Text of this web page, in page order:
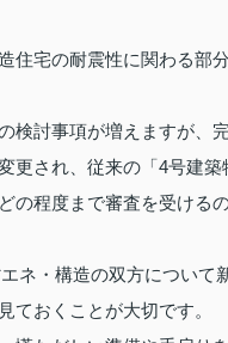
住宅の耐震性に関わる部
討事項が増えますが、
更され、従来の「4号建築
の程度まで審査を受ける
ネ・構造の双方につい
ておくことが大切です。